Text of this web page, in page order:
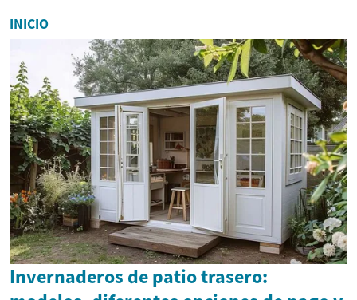
INICIO
Invernaderos de patio trasero: